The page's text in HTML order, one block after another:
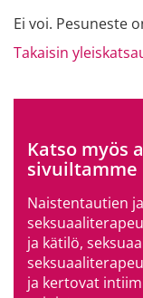
Ei voi. Pesuneste
Takaisin
Katso myös
sivuiltamme
Naistentautien
ja kätilö,
ja kertovat